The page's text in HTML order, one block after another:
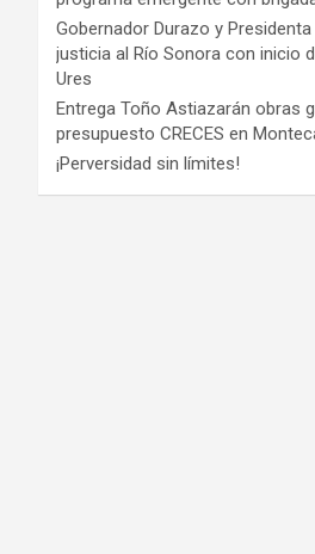
Gobernador Durazo y
justicia al Río Sonora con inicio
Ures
Entrega Toño Astiazarán obras
presupuesto CRECES en
¡Perversidad sin límites!